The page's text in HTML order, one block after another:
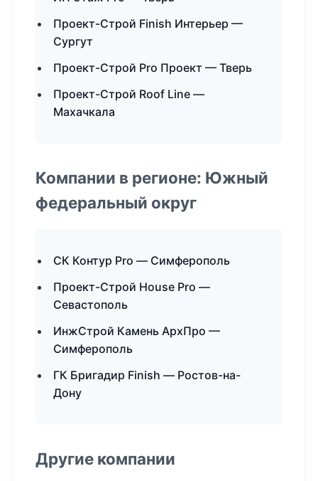
Проект-Строй Finish Интерьер —
Сургут
Проект-Строй Pro Проект — Тверь
Проект-Строй Roof Line —
Махачкала
Компании в регионе: Южный
федеральный округ
СК Контур Pro — Симферополь
Проект-Строй House Pro —
Севастополь
ИнжСтрой Камень АрхПро —
Симферополь
ГК Бригадир Finish — Ростов-на-
Дону
Другие компании